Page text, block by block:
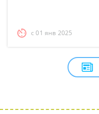
с 01 янв 2025